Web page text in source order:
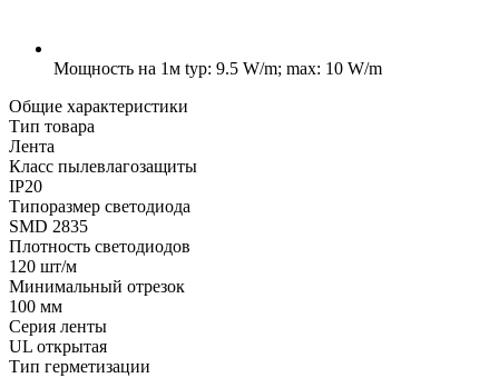
Мощность на 1м typ: 9.5 W/m; max: 10 W/m
Общие характеристики
Тип товара
Лента
Класс пылевлагозащиты
IP20
Типоразмер светодиода
SMD 2835
Плотность светодиодов
120 шт/м
Минимальный отрезок
100 мм
Серия ленты
UL открытая
Тип герметизации